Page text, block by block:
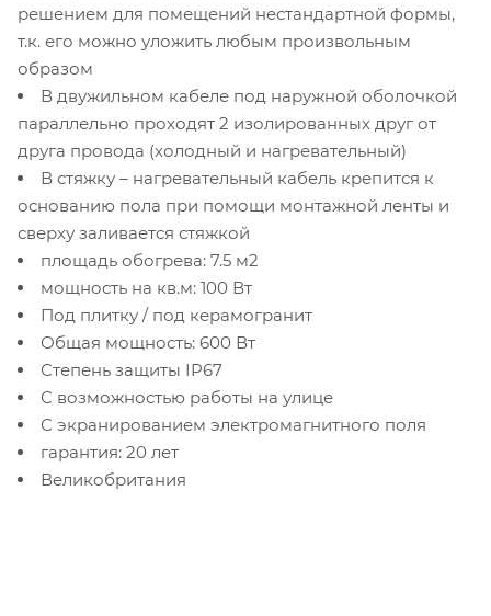
решением для помещений нестандартной формы,
т.к. его можно уложить любым произвольным
образом
В двужильном кабеле под наружной оболочкой
параллельно проходят 2 изолированных друг от
друга провода (холодный и нагревательный)
В стяжку – нагревательный кабель крепится к
основанию пола при помощи монтажной ленты и
сверху заливается стяжкой
площадь обогрева: 7.5 м2
мощность на кв.м: 100 Вт
Под плитку / под керамогранит
Общая мощность: 600 Вт
Степень защиты IP67
С возможностью работы на улице
С экранированием электромагнитного поля
гарантия: 20 лет
Великобритания